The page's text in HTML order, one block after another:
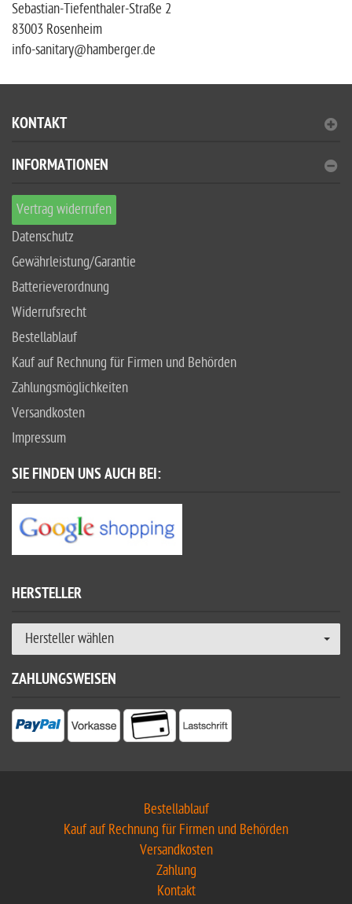
Sebastian-Tiefenthaler-Straße 2
83003 Rosenheim
info-sanitary@hamberger.de
KONTAKT
INFORMATIONEN
Vertrag widerrufen
Datenschutz
Gewährleistung/Garantie
Batterieverordnung
Widerrufsrecht
Bestellablauf
Kauf auf Rechnung für Firmen und Behörden
Zahlungsmöglichkeiten
Versandkosten
Impressum
SIE FINDEN UNS AUCH BEI:
HERSTELLER
Hersteller wählen
ZAHLUNGSWEISEN
Bestellablauf
Kauf auf Rechnung für Firmen und Behörden
Versandkosten
Zahlung
Kontakt